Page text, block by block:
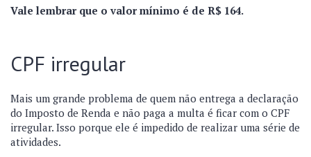
Vale lembrar que o valor mínimo é de R$ 164.
CPF irregular
Mais um grande problema de quem não entrega a declaração
do Imposto de Renda e não paga a multa é ficar com o CPF
irregular. Isso porque ele é impedido de realizar uma série de
atividades.